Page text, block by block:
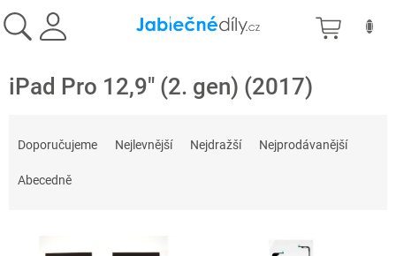
na
obsah
iPad Pro 12,9" (2. gen) (2017)
Doporučujeme Nejlevnější Nejdražší Nejprodávanější
Abecedně